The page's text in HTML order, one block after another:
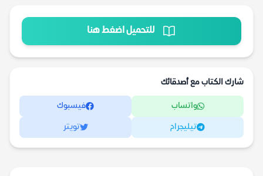
للتحميل اضغط هنا
شارك الكتاب مع أصدقائك
واتساب فيسبوك
تيليجرام تويتر